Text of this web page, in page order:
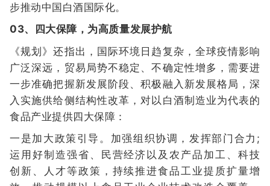
步推动中国白酒国际化。
03、四大保障，为高质量发展护航
《规划》还指出，国际环境日趋复杂，全球疫情影响
广泛深远，贸易局势不稳定、不确定性增多，需要进
一步准确把握新发展阶段、积极融入新发展格局，深
入实施供给侧结构性改革，对以白酒制造业为代表的
食品产业提供四大保障：
一是加大政策引导。加强组织协调，发挥部门合力;
运用好制造强省、民营经济以及农产品加工、科技
创新、人才等政策，持续推进食品工业提质扩量增